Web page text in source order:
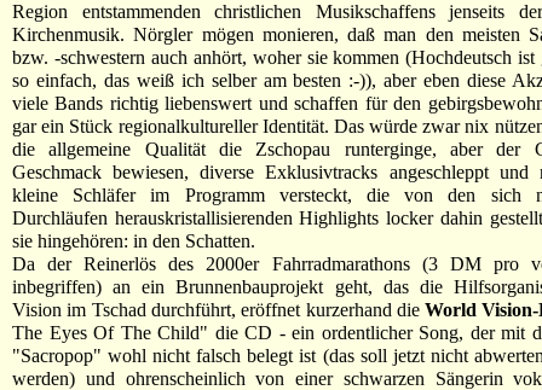
Region entstammenden christlichen Musikschaffens jenseits
Kirchenmusik. Nörgler mögen monieren, daß man den meisten
bzw. -schwestern auch anhört, woher sie kommen (Hochdeutsch
so einfach, das weiß ich selber am besten :-)), aber eben diese
viele Bands richtig liebenswert und schaffen für den
gar ein Stück regionalkultureller Identität. Das würde zwar nix
die allgemeine Qualität die Zschopau runterginge, aber der
Geschmack bewiesen, diverse Exklusivtracks angeschleppt
kleine Schläfer im Programm versteckt, die von den sich
Durchläufen herauskristallisierenden Highlights locker dahin
sie hingehören: in den Schatten.
Da der Reinerlös des 2000er Fahrradmarathons (3 DM pro
inbegriffen) an ein Brunnenbauprojekt geht, das die
Vision im Tschad durchführt, eröffnet kurzerhand dieWorld
The Eyes Of The Child" die CD - ein ordentlicher Song, der mit
"Sacropop" wohl nicht falsch belegt ist (das soll jetzt nicht
werden) und ohrenscheinlich von einer schwarzen Sängerin